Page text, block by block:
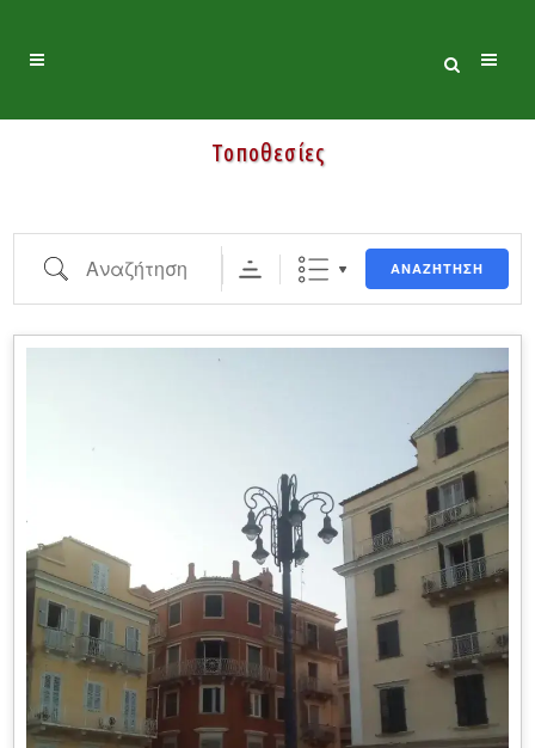
Τοποθεσίες
Αναζήτηση
ΑΝΑΖΉΤΗΣΗ